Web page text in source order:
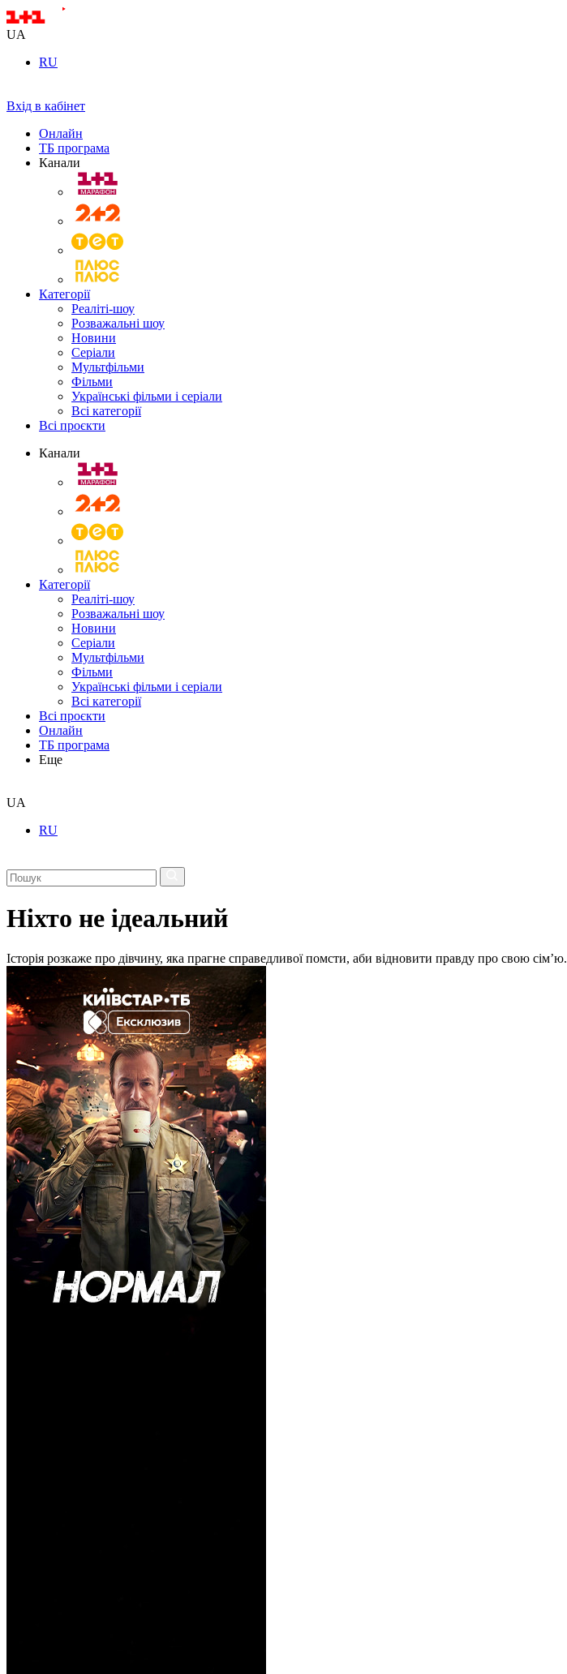
UA
RU
Вхід в кабінет
Онлайн
ТБ програма
Канали
Категорії
Реаліті-шоу
Розважальні шоу
Новини
Серіали
Мультфільми
Фільми
Українські фільми і серіали
Всі категорії
Всі проєкти
Канали
Категорії
Реаліті-шоу
Розважальні шоу
Новини
Серіали
Мультфільми
Фільми
Українські фільми і серіали
Всі категорії
Всі проєкти
Онлайн
ТБ програма
Еще
UA
RU
Ніхто не ідеальний
Історія розкаже про дівчину, яка прагне справедливої помсти, аби відновити правду про свою сімʼю.